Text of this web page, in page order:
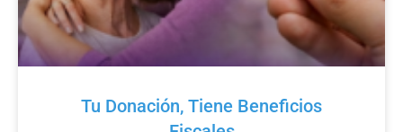
Tu Donación, Tiene Beneficios